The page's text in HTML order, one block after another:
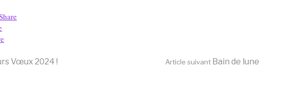
Vœux 2024 ! Article suivant Bain de lune